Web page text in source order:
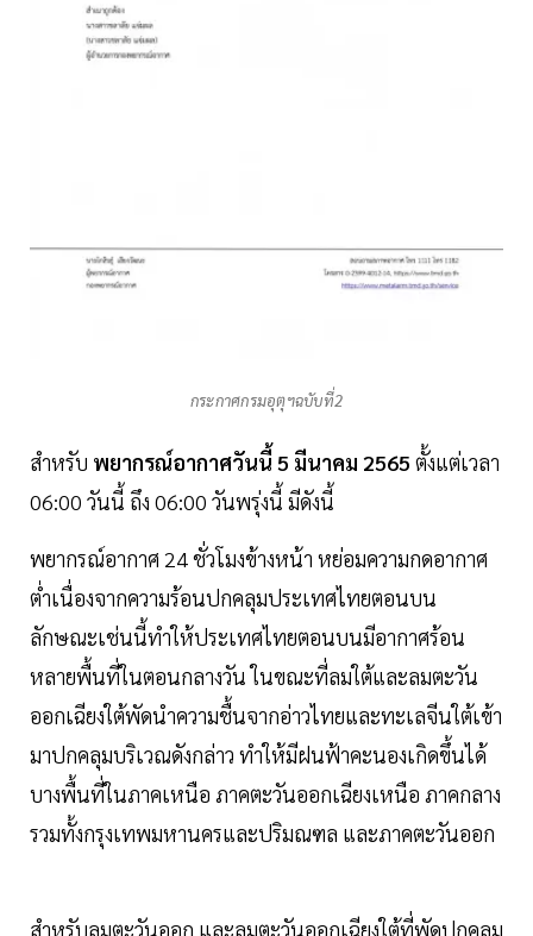
กระกาศกรมอุตุฯฉบับที่2
สำหรับ พยากรณ์อากาศวันนี้ 5 มีนาคม 2565 ตั้งแต่เวลา
06:00 วันนี้ ถึง 06:00 วันพรุ่งนี้ มีดังนี้
พยากรณ์อากาศ 24 ชั่วโมงข้างหน้า หย่อมความกดอากาศ
ต่ำเนื่องจากความร้อนปกคลุมประเทศไทยตอนบน
ลักษณะเช่นนี้ทำให้ประเทศไทยตอนบนมีอากาศร้อน
หลายพื้นที่ในตอนกลางวัน ในขณะที่ลมใต้และลมตะวัน
ออกเฉียงใต้พัดนำความชื้นจากอ่าวไทยและทะเลจีนใต้เข้า
มาปกคลุมบริเวณดังกล่าว ทำให้มีฝนฟ้าคะนองเกิดขึ้นได้
บางพื้นที่ในภาคเหนือ ภาคตะวันออกเฉียงเหนือ ภาคกลาง
รวมทั้งกรุงเทพมหานครและปริมณฑล และภาคตะวันออก
สำหรับลมตะวันออก และลมตะวันออกเฉียงใต้ที่พัดปกคลุม